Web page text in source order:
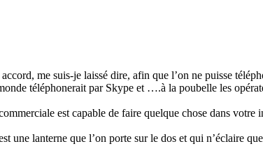
me suis-je laissé dire, afin que l’on ne puisse
téléphonerait par Skype et ….à la poubelle les
est capable de faire quelque chose dans votre
une lanterne que l’on porte sur le dos et qui n’éclaire